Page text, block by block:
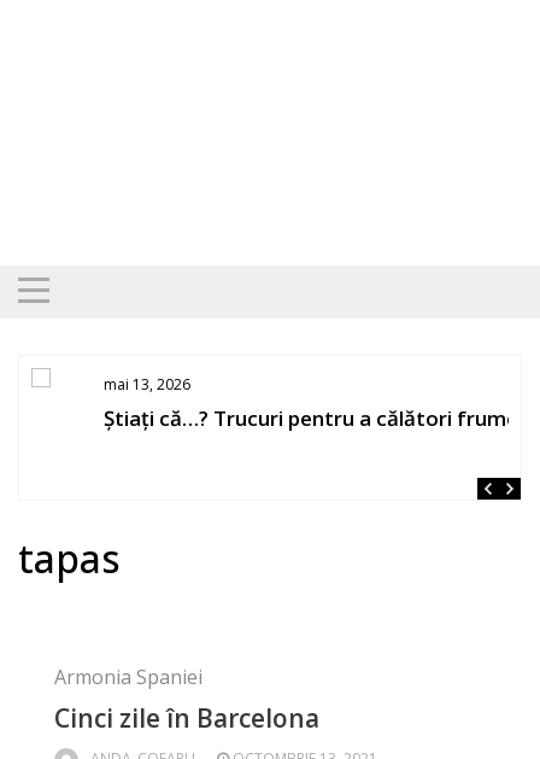
mai 13, 2026
Știați că…? Trucuri pentru a călători frumos
tapas
Armonia Spaniei
Cinci zile în Barcelona